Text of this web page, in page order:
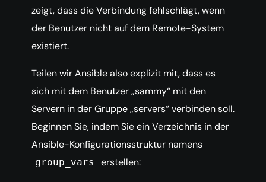
zeigt, dass die Verbindung fehlschlägt, wenn
der Benutzer nicht auf dem Remote-System
existiert.
Teilen wir Ansible also explizit mit, dass es
sich mit dem Benutzer „sammy“ mit den
Servern in der Gruppe „servers“ verbinden soll.
Beginnen Sie, indem Sie ein Verzeichnis in der
Ansible-Konfigurationsstruktur namens
group_vars erstellen: